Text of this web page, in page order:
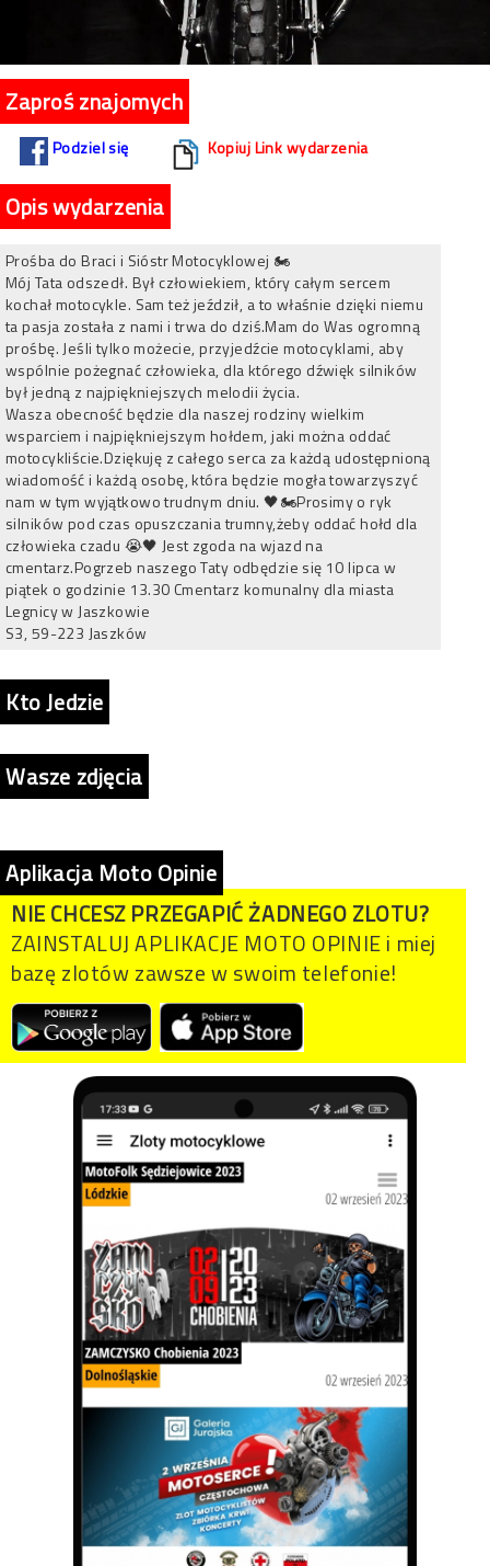
Zaproś znajomych
Podziel się Kopiuj Link wydarzenia
Opis wydarzenia
Prośba do Braci i Sióstr Motocyklowej 🏍️
Mój Tata odszedł. Był człowiekiem, który całym sercem
kochał motocykle. Sam też jeździł, a to właśnie dzięki niemu
ta pasja została z nami i trwa do dziś.Mam do Was ogromną
prośbę. Jeśli tylko możecie, przyjedźcie motocyklami, aby
wspólnie pożegnać człowieka, dla którego dźwięk silników
był jedną z najpiękniejszych melodii życia.
Wasza obecność będzie dla naszej rodziny wielkim
wsparciem i najpiękniejszym hołdem, jaki można oddać
motocykliście.Dziękuję z całego serca za każdą udostępnioną
wiadomość i każdą osobę, która będzie mogła towarzyszyć
nam w tym wyjątkowo trudnym dniu. 🖤🏍️Prosimy o ryk
silników pod czas opuszczania trumny,żeby oddać hołd dla
człowieka czadu 😭🖤 Jest zgoda na wjazd na
cmentarz.Pogrzeb naszego Taty odbędzie się 10 lipca w
piątek o godzinie 13.30 Cmentarz komunalny dla miasta
Legnicy w Jaszkowie
S3, 59-223 Jaszków
Kto Jedzie
Wasze zdjęcia
Aplikacja Moto Opinie
NIE CHCESZ PRZEGAPIĆ ŻADNEGO ZLOTU?
ZAINSTALUJ APLIKACJE MOTO OPINIE i miej
bazę zlotów zawsze w swoim telefonie!